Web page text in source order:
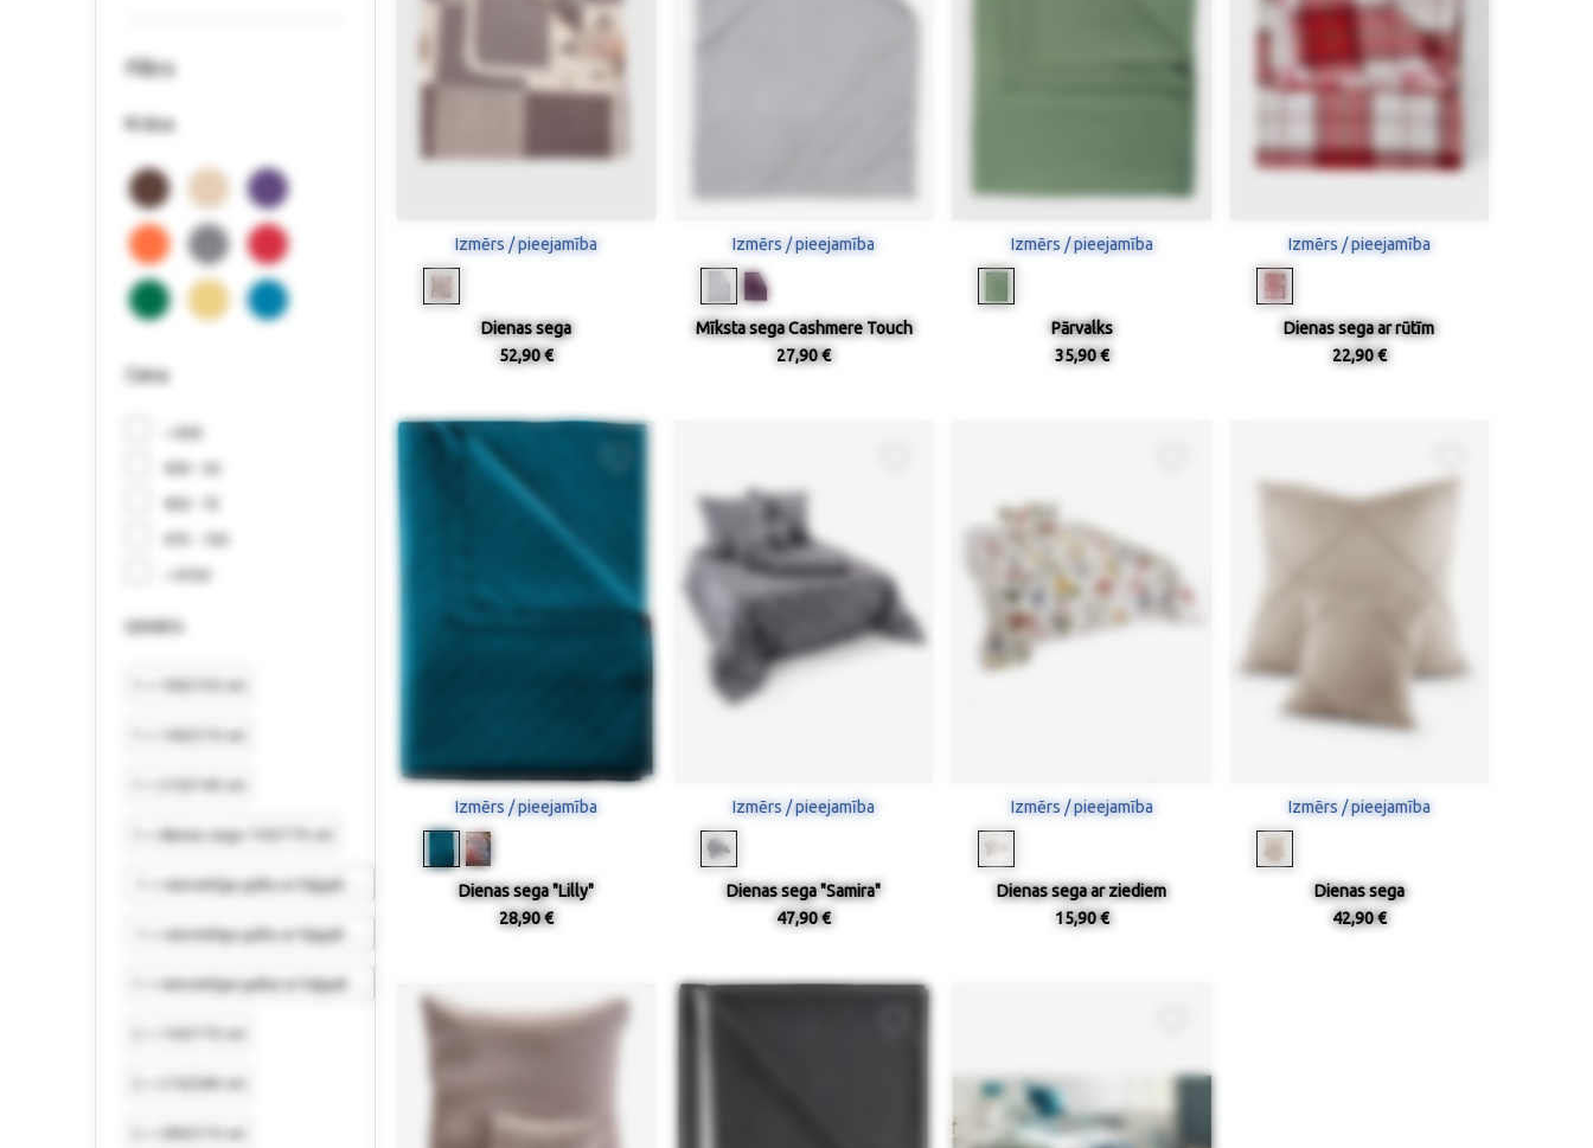
Filtrs
Krāsa
Cena
< €30
€30 - 50
€50 - 75
€75 - 150
> €150
izmērs
1 = dienas sega 130/170 cm
1 = vienvietīga gulta ar kājgali 140/210 cm
1 = vienvietīga gulta ar kājgali 140/210 cm
1 = vienvietīgai gultai ar kājgali 140/210 cm
Izmērs / pieejamība
Dienas sega
52,90 €
Izmērs / pieejamība
Mīksta sega Cashmere Touch
27,90 €
Izmērs / pieejamība
Pārvalks
35,90 €
Izmērs / pieejamība
Dienas sega ar rūtīm
22,90 €
Izmērs / pieejamība
Dienas sega "Lilly"
28,90 €
Izmērs / pieejamība
Dienas sega "Samira"
47,90 €
Izmērs / pieejamība
Dienas sega ar ziediem
15,90 €
Izmērs / pieejamība
Dienas sega
42,90 €